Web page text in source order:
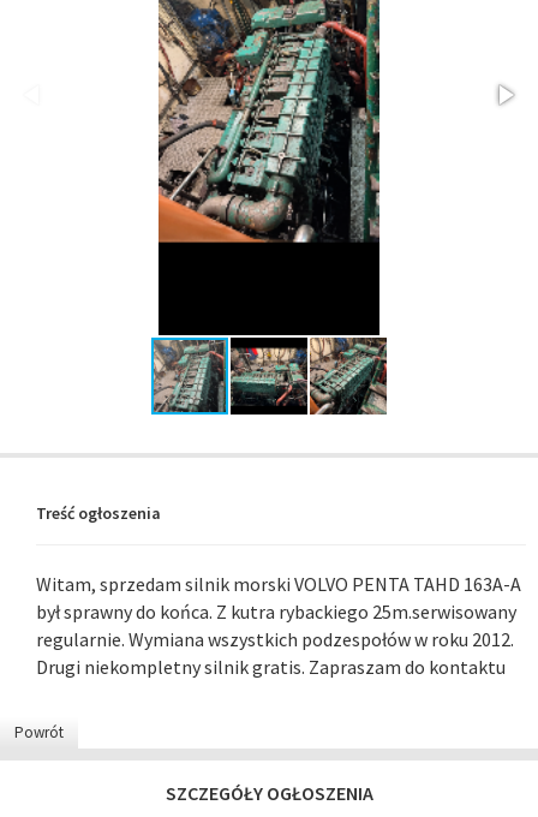
Treść ogłoszenia
Witam, sprzedam silnik morski VOLVO PENTA TAHD 163A-A
był sprawny do końca. Z kutra rybackiego 25m.serwisowany
regularnie. Wymiana wszystkich podzespołów w roku 2012.
Drugi niekompletny silnik gratis. Zapraszam do kontaktu
Powrót
SZCZEGÓŁY OGŁOSZENIA